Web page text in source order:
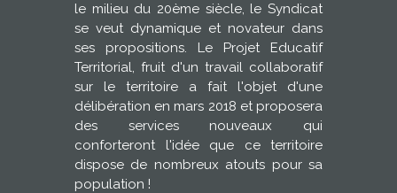
le milieu du 20ème siècle, le Syndicat
se veut dynamique et novateur dans
ses propositions. Le Projet Educatif
Territorial, fruit d'un travail collaboratif
sur le territoire a fait l'objet d'une
délibération en mars 2018 et proposera
des services nouveaux qui
conforteront l'idée que ce territoire
dispose de nombreux atouts pour sa
population !